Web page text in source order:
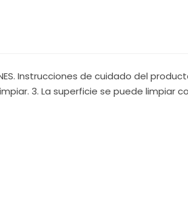
Instrucciones de cuidado del
3. La superficie se puede limpiar